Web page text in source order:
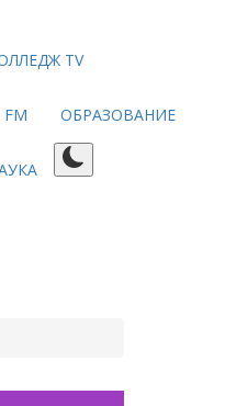
TV
ОБРАЗОВАНИЕ